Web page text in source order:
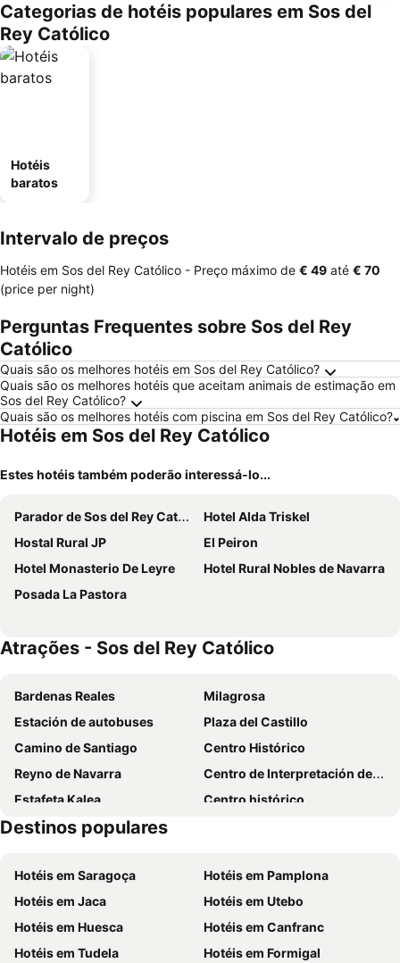
Categorias de hotéis populares em Sos del
Rey Católico
Hotéis
baratos
Intervalo de preços
Hotéis em Sos del Rey Católico - Preço máximo de ‎€ 49 até ‎€ 70
(price per night)
Perguntas Frequentes sobre Sos del Rey
Católico
Quais são os melhores hotéis em Sos del Rey Católico?
Quais são os melhores hotéis que aceitam animais de estimação em
Sos del Rey Católico?
Quais são os melhores hotéis com piscina em Sos del Rey Católico?
Hotéis em Sos del Rey Católico
Estes hotéis também poderão interessá-lo...
Parador de Sos del Rey Católico
Hotel Alda Triskel
Hostal Rural JP
El Peiron
Hotel Monasterio De Leyre
Hotel Rural Nobles de Navarra
Posada La Pastora
Atrações - Sos del Rey Católico
Bardenas Reales
Milagrosa
Estación de autobuses
Plaza del Castillo
Camino de Santiago
Centro Histórico
Reyno de Navarra
Centro de Interpretación de las Fortificaciones de Pamplona
Estafeta Kalea
Centro histórico
Festival Luna Lunera
Pozo Pígalo
Casco histórico medieval
Castillo o Palacio Real de Olite
Museo de la Viña y el Vino de Navarra
Lezcairu
Encierro
Iturrama
Destinos populares
Hotéis em Saragoça
Hotéis em Pamplona
Hotéis em Jaca
Hotéis em Utebo
Hotéis em Huesca
Hotéis em Canfranc
Hotéis em Tudela
Hotéis em Formigal